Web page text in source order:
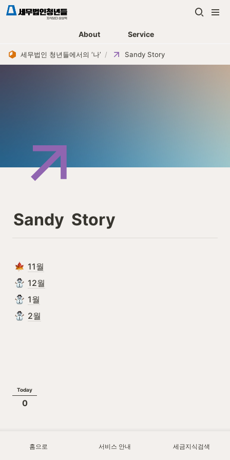
About Service
세무법인 청년들에서의 ‘나’ / Sandy Story
Sandy  Story
11월
12월
1월
2월
Today
0
홈으로 서비스 안내 세금지식검색